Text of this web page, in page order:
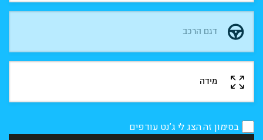
בסימון זה הצג לי ג’נט עודפים